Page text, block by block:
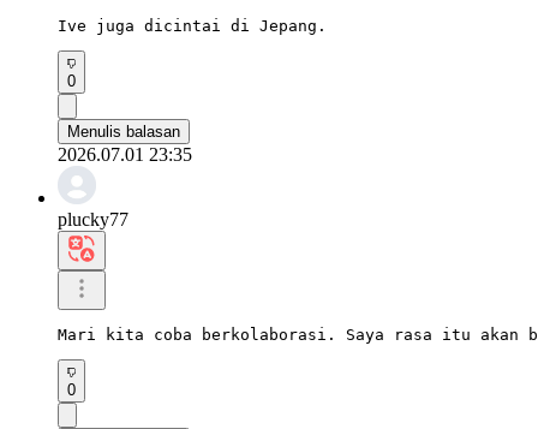
Ive juga dicintai di Jepang.
0
Menulis balasan
2026.07.01 23:35
plucky77
Mari kita coba berkolaborasi. Saya rasa itu akan
0